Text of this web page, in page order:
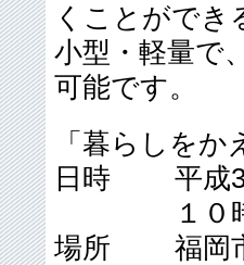
くことができ
小型・軽量で
可能です。
「暮らしを
日時 平成30
１０時
場所 福岡市